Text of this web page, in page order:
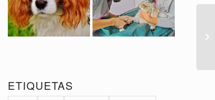
ETIQUETAS